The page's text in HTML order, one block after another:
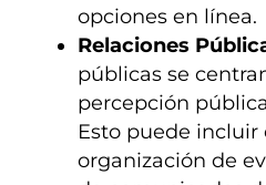
opciones en línea.
Relaciones
públicas se
percepción
Esto puede incluir
organización de